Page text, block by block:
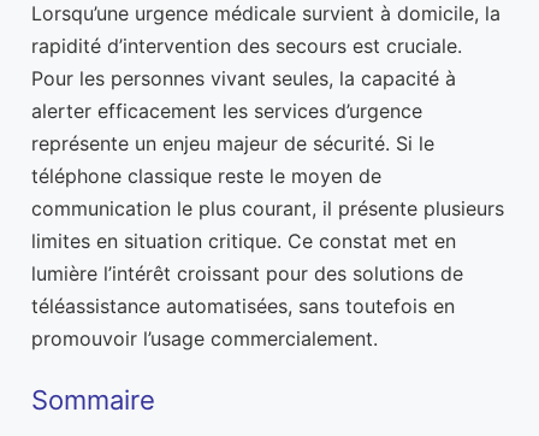
Lorsqu’une urgence médicale survient à domicile, la
rapidité d’intervention des secours est cruciale.
Pour les personnes vivant seules, la capacité à
alerter efficacement les services d’urgence
représente un enjeu majeur de sécurité. Si le
téléphone classique reste le moyen de
communication le plus courant, il présente plusieurs
limites en situation critique. Ce constat met en
lumière l’intérêt croissant pour des solutions de
téléassistance automatisées, sans toutefois en
promouvoir l’usage commercialement.
Sommaire